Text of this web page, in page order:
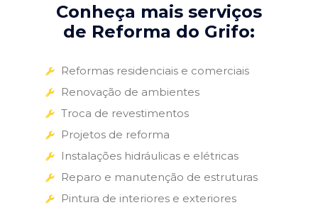
Conheça mais serviços
de Reforma do Grifo:
Reformas residenciais e comerciais
Renovação de ambientes
Troca de revestimentos
Projetos de reforma
Instalações hidráulicas e elétricas
Reparo e manutenção de estruturas
Pintura de interiores e exteriores